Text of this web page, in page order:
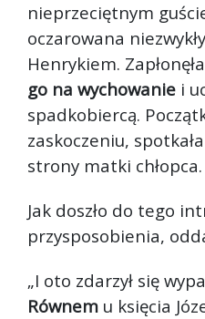
nieprzeciętnym
oczarowana
Henrykiem.
go na wychowanie i
spadkobiercą.
zaskoczeniu,
strony matki chłopca.
Jak doszło do tego
przysposobienia,
„I oto zdarzył się
Równem u księcia